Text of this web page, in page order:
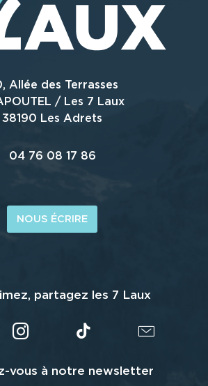
Allée des Terrasses
/ Les 7 Laux
38190 Les Adrets
04 76 08 17 86
NOUS ÉCRIRE
partagez les 7 Laux
vous à notre newsletter